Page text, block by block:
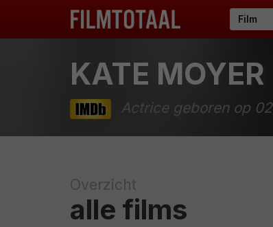
KATE MOYER
Actrice geboren op
Overzicht
alle films